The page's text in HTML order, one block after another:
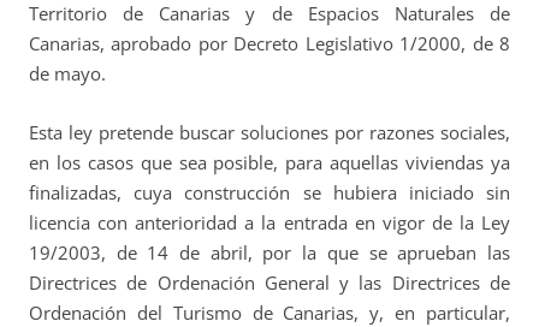
Territorio de Canarias y de Espacios Naturales de
Canarias, aprobado por Decreto Legislativo 1/2000, de 8
de mayo.
Esta ley pretende buscar soluciones por razones sociales,
en los casos que sea posible, para aquellas viviendas ya
finalizadas, cuya construcción se hubiera iniciado sin
licencia con anterioridad a la entrada en vigor de la Ley
19/2003, de 14 de abril, por la que se aprueban las
Directrices de Ordenación General y las Directrices de
Ordenación del Turismo de Canarias, y, en particular,